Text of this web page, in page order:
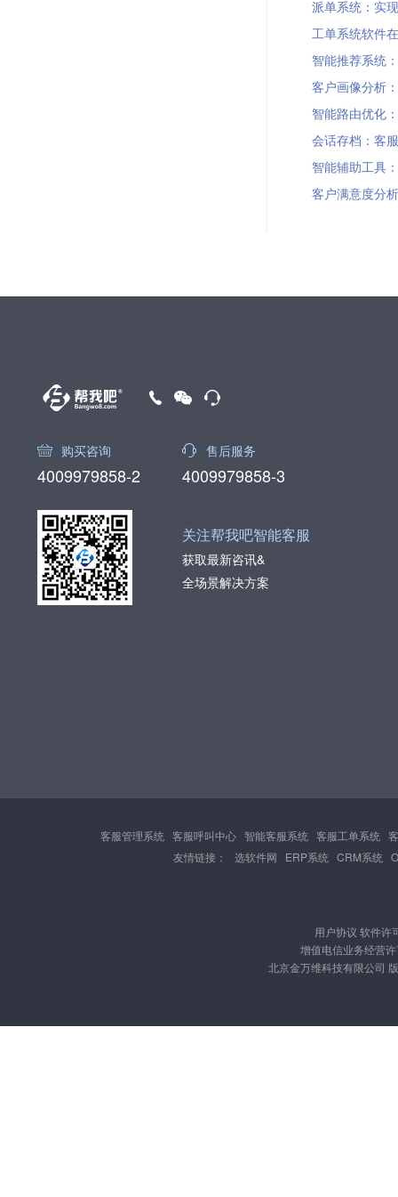
派单系统：实
工单系统软件
智能推荐系统
客户画像分析
智能路由优化
会话存档：客
智能辅助工具
客户满意度分
购买咨询
4009979858-2
售后服务
4009979858-3
关注帮我吧智能客服
获取最新咨讯&
全场景解决方案
客服管理系统 客服呼叫中心 智能客服系统 客服工单系统
友情链接：
选软件网 ERP系统 CRM系统
用户协议 软件许
增值电信业务经营
北京金万维科技有限公司